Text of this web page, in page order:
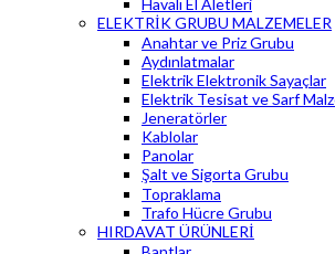
ELEKTRİK GRUBU MALZEMELER
Anahtar ve Priz Grubu
Aydınlatmalar
Elektrik Elektronik Sayaçlar
Elektrik Tesisat ve Sarf
Jeneratörler
Kablolar
Panolar
Şalt ve Sigorta Grubu
Topraklama
Trafo Hücre Grubu
HIRDAVAT ÜRÜNLERİ